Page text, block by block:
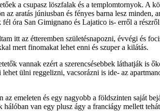
a csupasz löszfalak és a templomtornyok. A
aratás júniusban és fényes barna lesz
óra San Gimignano és Lajatico is- erről a
itt az étteremben születésnapozni, évvégi és
mert finomakat lehet enni és szuper a kilátás.
vannak ezért a szerencsésebbek láthatják is
ülni reggelizni, vacsorázni is ide- az
az emeleten és egy nagyobb a földszinten saját
van egy plusz ágy a franciágy mellett